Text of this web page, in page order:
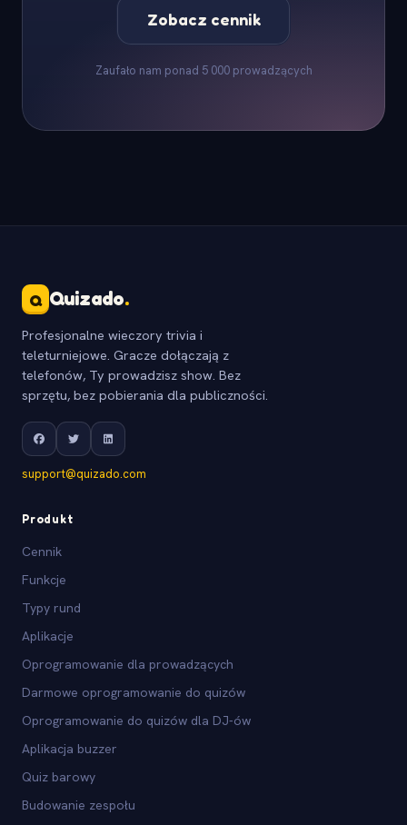
Zobacz cennik
Zaufało nam ponad 5 000 prowadzących
Q Quizado.
Profesjonalne wieczory trivia i
teleturniejowe. Gracze dołączają z
telefonów, Ty prowadzisz show. Bez
sprzętu, bez pobierania dla publiczności.
support@quizado.com
Produkt
Cennik
Funkcje
Typy rund
Aplikacje
Oprogramowanie dla prowadzących
Darmowe oprogramowanie do quizów
Oprogramowanie do quizów dla DJ-ów
Aplikacja buzzer
Quiz barowy
Budowanie zespołu